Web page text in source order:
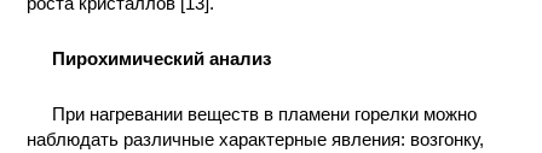
Пирохимический анализ
При нагревании веществ в пламени горелки можно
наблюдать различные характерные явления: возгонку,